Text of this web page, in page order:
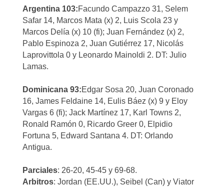
Argentina 103:Facundo Campazzo 31, Selem
Safar 14, Marcos Mata (x) 2, Luis Scola 23 y
Marcos Delía (x) 10 (fi); Juan Fernández (x) 2,
Pablo Espinoza 2, Juan Gutiérrez 17, Nicolás
Laprovittola 0 y Leonardo Mainoldi 2. DT: Julio
Lamas.
Dominicana 93:Edgar Sosa 20, Juan Coronado
16, James Feldaine 14, Eulis Báez (x) 9 y Eloy
Vargas 6 (fi); Jack Martínez 17, Karl Towns 2,
Ronald Ramón 0, Ricardo Greer 0, Elpidio
Fortuna 5, Edward Santana 4. DT: Orlando
Antigua.
Parciales: 26-20, 45-45 y 69-68.
Arbitros: Jordan (EE.UU.), Seibel (Can) y Viator